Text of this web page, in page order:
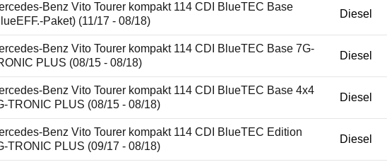
Benz Vito Tourer kompakt 114 CDI BlueTEC Base
Paket) (11/17 - 08/18)
Diesel
Benz Vito Tourer kompakt 114 CDI BlueTEC Base 7G-
PLUS (08/15 - 08/18)
Diesel
Benz Vito Tourer kompakt 114 CDI BlueTEC Base 4x4
TRONIC PLUS (08/15 - 08/18)
Diesel
Benz Vito Tourer kompakt 114 CDI BlueTEC Edition
TRONIC PLUS (09/17 - 08/18)
Diesel